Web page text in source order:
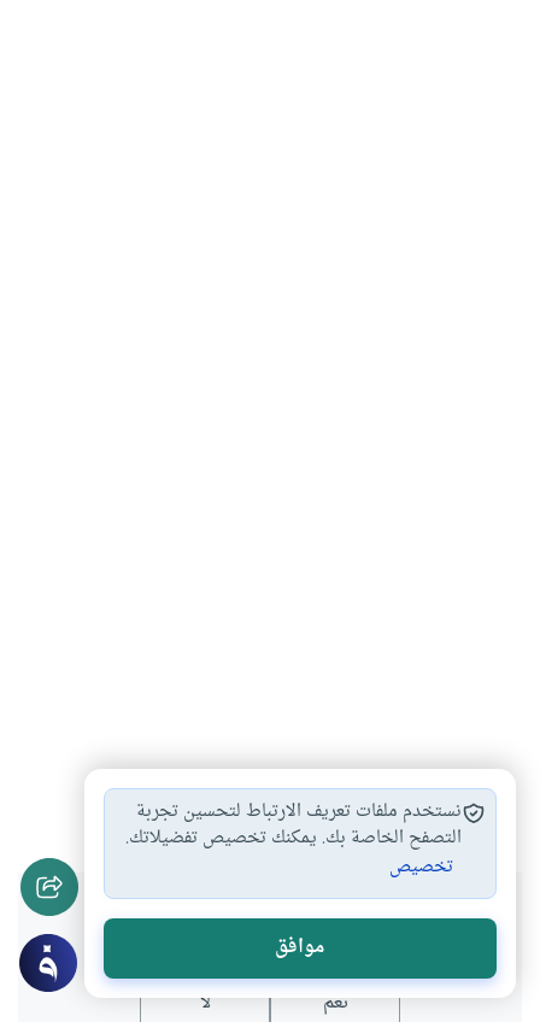
الأسرة المرأة والرجل #العلاقات الزوجية
هل انتفعت بهذا المحتوى؟
نعم لا
نستخدم ملفات تعريف الارتباط لتحسين تجربة
التصفح الخاصة بك. يمكنك تخصيص تفضيلاتك.
تخصيص
موافق